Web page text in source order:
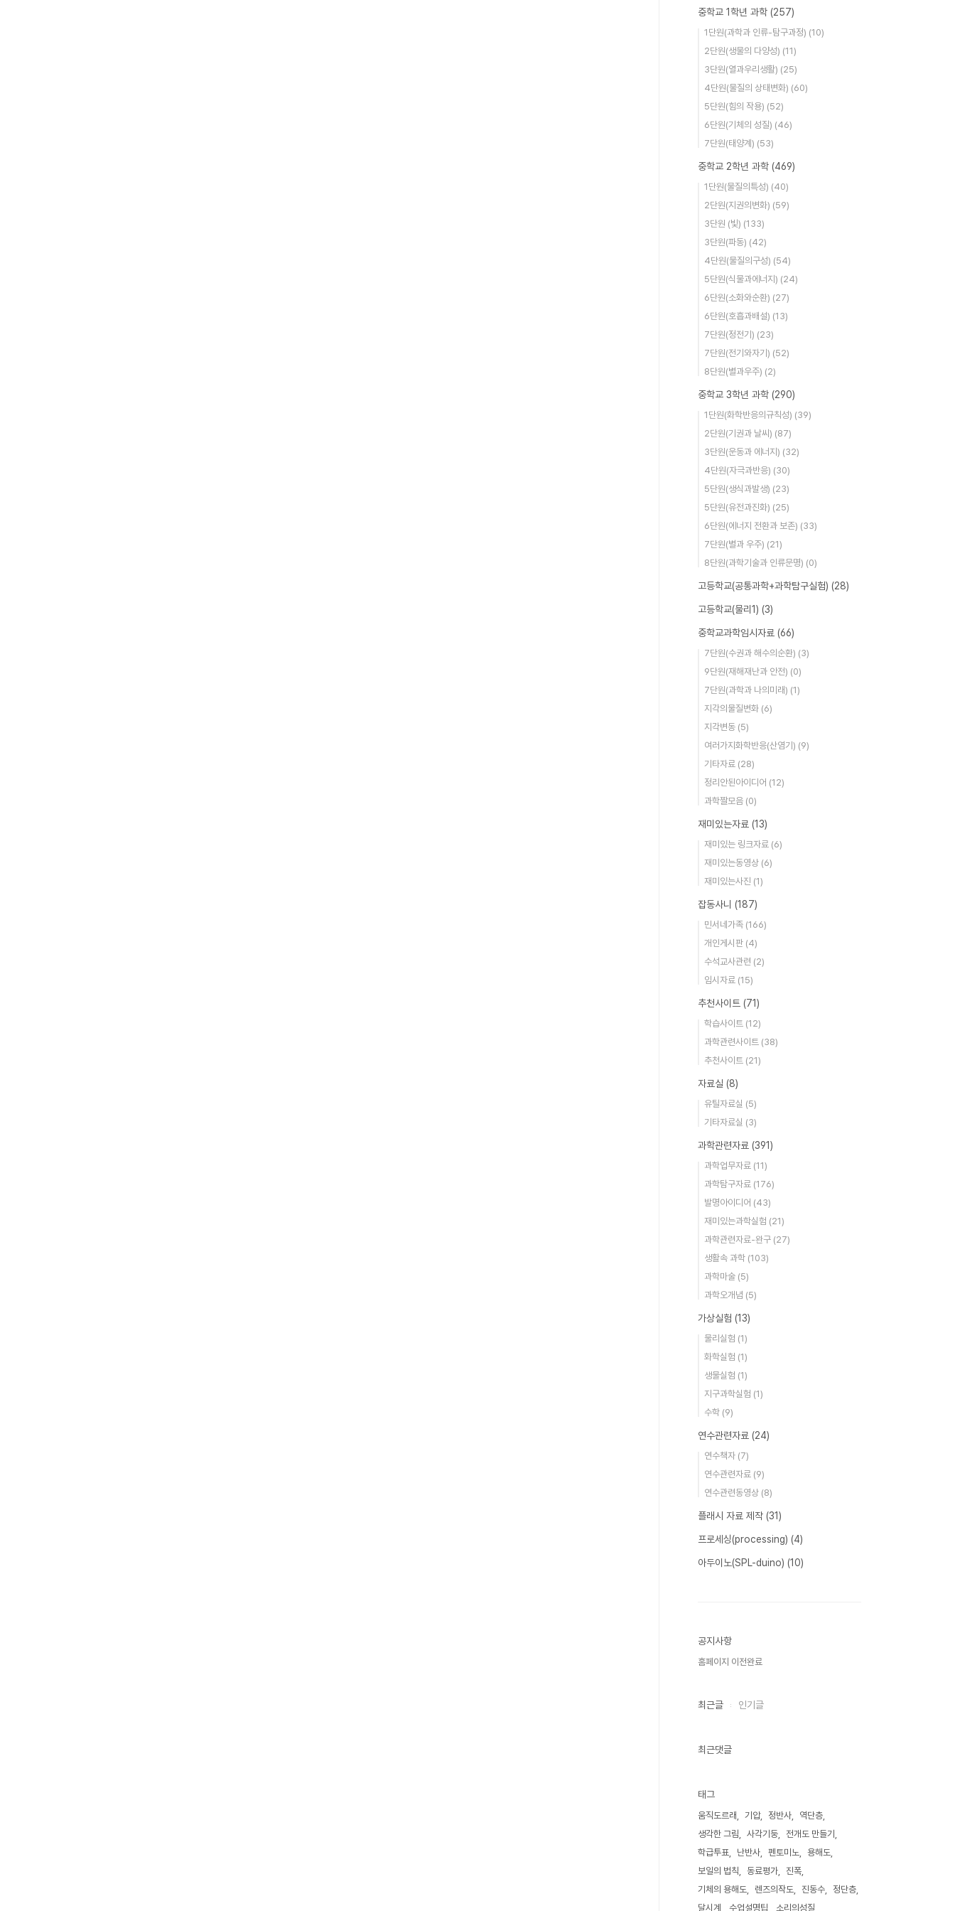
중학교 1학년 과학 (257)
1단원(과학과 인류-탐구과정) (10)
2단원(생물의 다양성) (11)
3단원(열과우리생활) (25)
4단원(물질의 상태변화) (60)
5단원(힘의 작용) (52)
6단원(기체의 성질) (46)
7단원(태양계) (53)
중학교 2학년 과학 (469)
1단원(물질의특성) (40)
2단원(지권의변화) (59)
3단원 (빛) (133)
3단원(파동) (42)
4단원(물질의구성) (54)
5단원(식물과에너지) (24)
6단원(소화와순환) (27)
6단원(호흡과배설) (13)
7단원(정전기) (23)
7단원(전기와자기) (52)
8단원(별과우주) (2)
중학교 3학년 과학 (290)
1단원(화학반응의규칙성) (39)
2단원(기권과 날씨) (87)
3단원(운동과 에너지) (32)
4단원(자극과반응) (30)
5단원(생식과발생) (23)
5단원(유전과진화) (25)
6단원(에너지 전환과 보존) (33)
7단원(별과 우주) (21)
8단원(과학기술과 인류문명) (0)
고등학교(공통과학+과학탐구실험) (28)
고등학교(물리1) (3)
중학교과학임시자료 (66)
7단원(수권과 해수의순환) (3)
9단원(재해재난과 안전) (0)
7단원(과학과 나의미래) (1)
지각의물질변화 (6)
지각변동 (5)
여러가지화학반응(산염기) (9)
기타자료 (28)
정리안된아이디어 (12)
과학짤모음 (0)
재미있는자료 (13)
재미있는 링크자료 (6)
재미있는동영상 (6)
재미있는사진 (1)
잡동사니 (187)
민서네가족 (166)
개인게시판 (4)
수석교사관련 (2)
임시자료 (15)
추천사이트 (71)
학습사이트 (12)
과학관련사이트 (38)
추천사이트 (21)
자료실 (8)
유틸자료실 (5)
기타자료실 (3)
과학관련자료 (391)
과학업무자료 (11)
과학탐구자료 (176)
발명아이디어 (43)
재미있는과학실험 (21)
과학관련자료-완구 (27)
생활속 과학 (103)
과학마술 (5)
과학오개념 (5)
가상실험 (13)
물리실험 (1)
화학실험 (1)
생물실험 (1)
지구과학실험 (1)
수학 (9)
연수관련자료 (24)
연수책자 (7)
연수관련자료 (9)
연수관련동영상 (8)
플래시 자료 제작 (31)
프로세싱(processing) (4)
아두이노(SPL-duino) (10)
공지사항
홈페이지 이전완료
최근글 인기글
최근댓글
태그
움직도르래 기압 정반사
역단층
생각한 그림
사각기둥
전개도 만들기
학급투표
난반사 펜토미노
용해도
보일의 법칙
동료평가
진폭
기체의 용해도
렌즈의작도 진동수
정단층
달시계
수업설명팁 소리의성질